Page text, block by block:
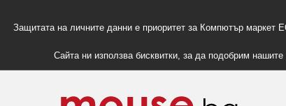
Защитата на личните данни е приоритет за Компютър
Сайта ни използва бисквитки, за да подобрим